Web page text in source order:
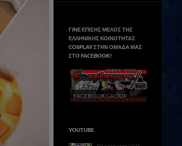
ΓΙΝΕ ΕΠΙΣΗΣ ΜΕΛΟΣ ΤΗΣ
ΕΛΛΗΝΙΚΗΣ ΚΟΙΝΟΤΗΤΑΣ
COSPLAY ΣΤΗΝ ΟΜΑΔΑ ΜΑΣ
ΣΤΟ FACΕBOOK!
FACEBOOK GROUP
YOUTUBE